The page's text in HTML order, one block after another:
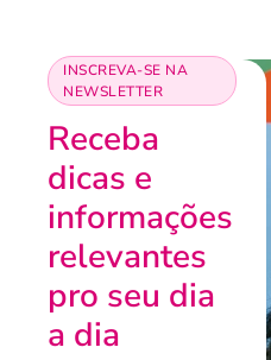
INSCREVA-SE NA
NEWSLETTER
Receba
dicas e
informações
relevantes
pro seu dia
a dia